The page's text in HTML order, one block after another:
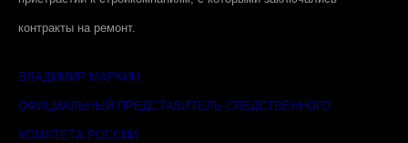
контракты на ремонт.
ВЛАДИМИР МАРКИН
ОФИЦИАЛЬНЫЙ ПРЕДСТАВИТЕЛЬ СЛЕДСТВЕННОГО
КОМИТЕТА РОССИИ